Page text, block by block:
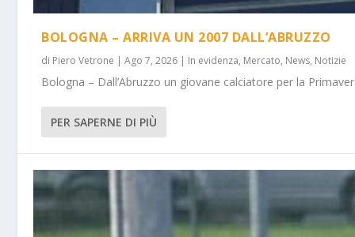
BOLOGNA – ARRIVA UN 2007 DALL’ABRUZZO
di Piero Vetrone |Ago 7, 2026 | In evidenza, Mercato, News, Notizie
Bologna – Dall’Abruzzo un giovane calciatore per la
PER SAPERNE DI PIÙ